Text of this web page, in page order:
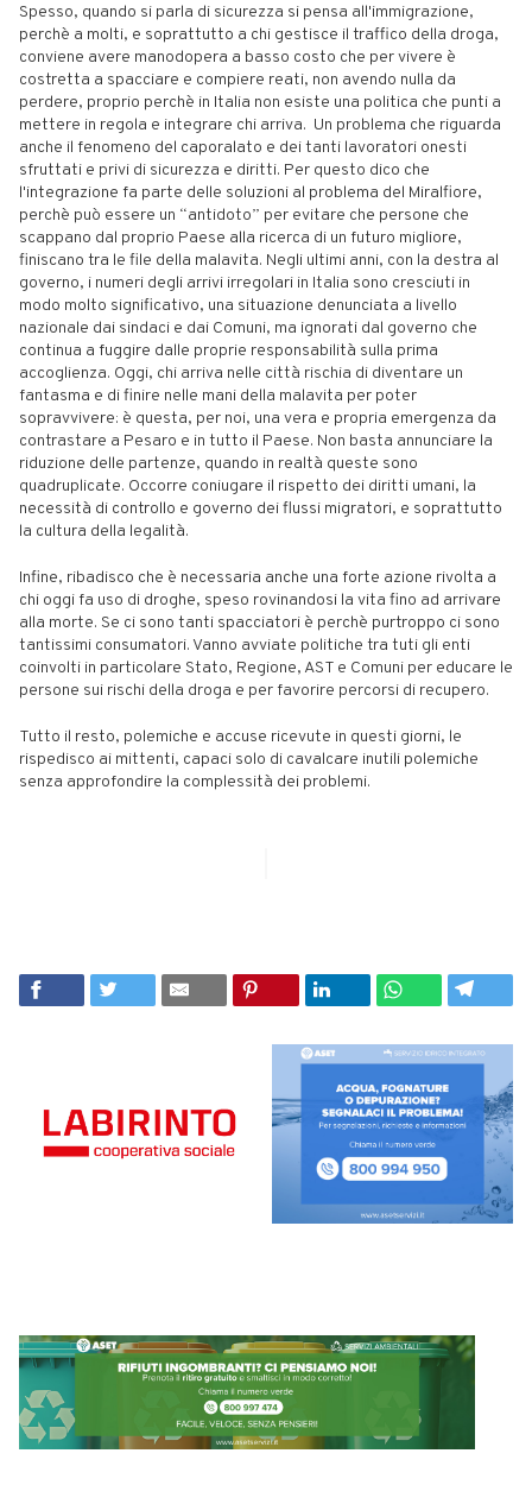
Spesso, quando si parla di sicurezza si pensa all'immigrazione,
perchè a molti, e soprattutto a chi gestisce il traffico della droga,
conviene avere manodopera a basso costo che per vivere è
costretta a spacciare e compiere reati, non avendo nulla da
perdere, proprio perchè in Italia non esiste una politica che punti a
mettere in regola e integrare chi arriva. Un problema che riguarda
anche il fenomeno del caporalato e dei tanti lavoratori onesti
sfruttati e privi di sicurezza e diritti. Per questo dico che
l'integrazione fa parte delle soluzioni al problema del Miralfiore,
perchè può essere un “antidoto” per evitare che persone che
scappano dal proprio Paese alla ricerca di un futuro migliore,
finiscano tra le file della malavita. Negli ultimi anni, con la destra al
governo, i numeri degli arrivi irregolari in Italia sono cresciuti in
modo molto significativo, una situazione denunciata a livello
nazionale dai sindaci e dai Comuni, ma ignorati dal governo che
continua a fuggire dalle proprie responsabilità sulla prima
accoglienza. Oggi, chi arriva nelle città rischia di diventare un
fantasma e di finire nelle mani della malavita per poter
sopravvivere: è questa, per noi, una vera e propria emergenza da
contrastare a Pesaro e in tutto il Paese. Non basta annunciare la
riduzione delle partenze, quando in realtà queste sono
quadruplicate. Occorre coniugare il rispetto dei diritti umani, la
necessità di controllo e governo dei flussi migratori, e soprattutto
la cultura della legalità.
Infine, ribadisco che è necessaria anche una forte azione rivolta a
chi oggi fa uso di droghe, speso rovinandosi la vita fino ad arrivare
alla morte. Se ci sono tanti spacciatori è perchè purtroppo ci sono
tantissimi consumatori. Vanno avviate politiche tra tuti gli enti
coinvolti in particolare Stato, Regione, AST e Comuni per educare le
persone sui rischi della droga e per favorire percorsi di recupero.
Tutto il resto, polemiche e accuse ricevute in questi giorni, le
rispedisco ai mittenti, capaci solo di cavalcare inutili polemiche
senza approfondire la complessità dei problemi.